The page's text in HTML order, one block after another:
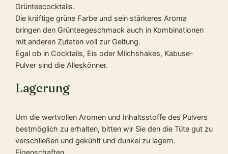
Grünteecocktails.
Die kräftige grüne Farbe und sein stärkeres Aroma
bringen den Grünteegeschmack auch in Kombinationen
mit anderen Zutaten voll zur Geltung.
Egal ob in Cocktails, Eis oder Milchshakes, Kabuse-
Pulver sind die Alleskönner.
Lagerung
Um die wertvollen Aromen und Inhaltsstoffe des Pulvers
bestmöglich zu erhalten, bitten wir Sie den die Tüte gut zu
verschließen und gekühlt und dunkel zu lagern.